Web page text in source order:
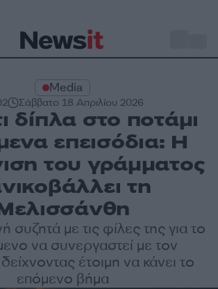
Media
Σάββατο 18 Απριλίου 2026
δίπλα στο ποτάμι
επεισόδια: Η
του γράμματος
τη
με τις φίλες της για το
να συνεργαστεί με τον
έτοιμη να κάνει το
επόμενο βήμα